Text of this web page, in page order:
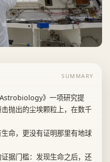
SUMMARY
》一项研究提
抛出的尘埃颗粒上，在数千
命，更没有证明那里有地球
据门槛：发现生命之后，还